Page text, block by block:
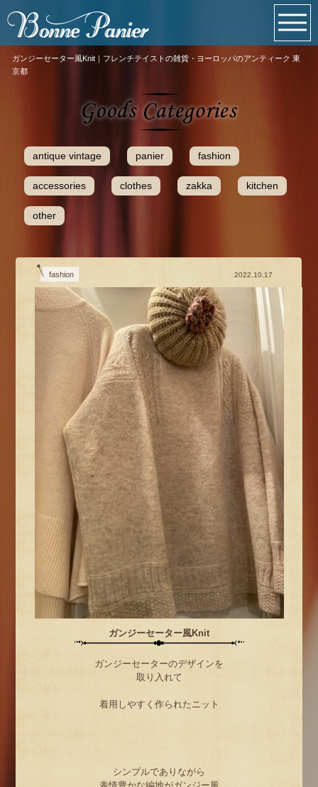
ガンジーセーター風Knit｜フレンチテイストの雑貨・ヨーロッパのアンティーク 東
京都
antique vintage panier fashion
accessories clothes zakka kitchen
other
fashion 2022.10.17
ガンジーセーター風Knit
ガンジーセーターのデザインを
取り入れて
着用しやすく作られたニット
シンプルでありながら